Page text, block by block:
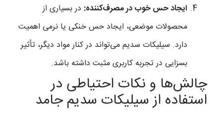
ایجاد حس خوب در مصرف‌کننده: در بسیاری از
محصولات موضعی، ایجاد حس خنکی یا نرمی اهمیت
دارد. سیلیکات سدیم می‌تواند در کنار مواد دیگر، تأثیر
بسزایی در تجربه کاربری مثبت داشته باشد.
چالش‌ها و نکات احتیاطی در
استفاده از سیلیکات سدیم جامد